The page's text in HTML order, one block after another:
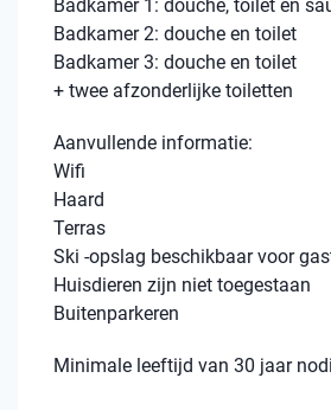
Badkamer 1: douche, toilet en
Badkamer 2: douche en toilet
Badkamer 3: douche en toilet
+ twee afzonderlijke toiletten
Aanvullende informatie:
Wifi
Haard
Terras
Ski -opslag beschikbaar voor
Huisdieren zijn niet toegestaan
Buitenparkeren
Minimale leeftijd van 30 jaar